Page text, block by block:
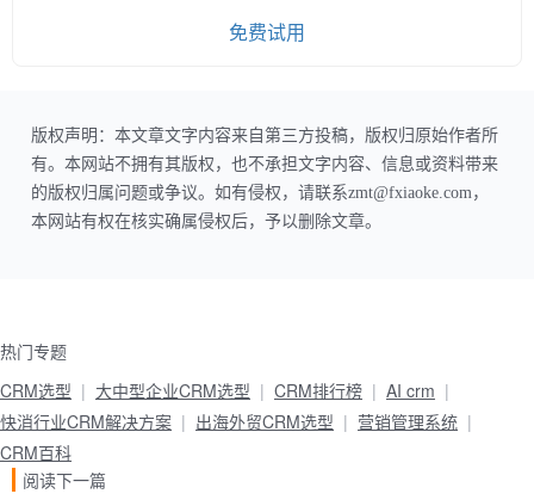
免费试用
版权声明：本文章文字内容来自第三方投稿，版权归原始作者所
有。本网站不拥有其版权，也不承担文字内容、信息或资料带来
的版权归属问题或争议。如有侵权，请联系zmt@fxiaoke.com，
本网站有权在核实确属侵权后，予以删除文章。
热门专题
CRM选型
大中型企业CRM选型 CRM排行榜
AI crm
快消行业CRM解决方案
出海外贸CRM选型
营销管理系统
CRM百科
阅读下一篇